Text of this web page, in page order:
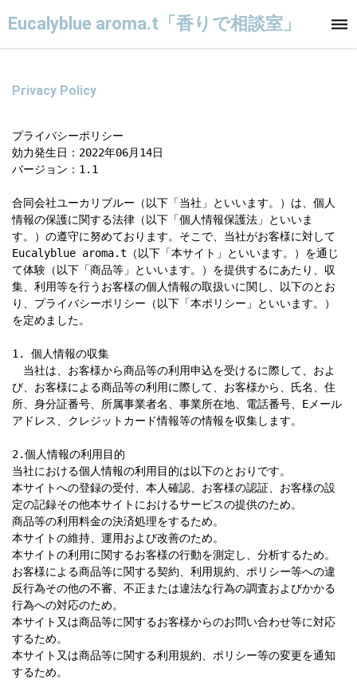
Eucalyblue aroma.t「香りで相談室」
Privacy Policy
プライバシーポリシー
効力発生日：2022年06月14日
バージョン：1.1
合同会社ユーカリブルー（以下「当社」といいます。）は、個人
情報の保護に関する法律（以下「個人情報保護法」といいま
す。）の遵守に努めております。そこで、当社がお客様に対して
Eucalyblue aroma.t（以下「本サイト」といいます。）を通じ
て体験（以下「商品等」といいます。）を提供するにあたり、収
集、利用等を行うお客様の個人情報の取扱いに関し、以下のとお
り、プライバシーポリシー（以下「本ポリシー」といいます。）
を定めました。
1. 個人情報の収集
当社は、お客様から商品等の利用申込を受けるに際して、およ
び、お客様による商品等の利用に際して、お客様から、氏名、住
所、身分証番号、所属事業者名、事業所在地、電話番号、Eメール
アドレス、クレジットカード情報等の情報を収集します。
2.個人情報の利用目的
当社における個人情報の利用目的は以下のとおりです。
本サイトへの登録の受付、本人確認、お客様の認証、お客様の設
定の記録その他本サイトにおけるサービスの提供のため。
商品等の利用料金の決済処理をするため。
本サイトの維持、運用および改善のため。
本サイトの利用に関するお客様の行動を測定し、分析するため。
お客様による商品等に関する契約、利用規約、ポリシー等への違
反行為その他の不審、不正または違法な行為の調査およびかかる
行為への対応のため。
本サイト又は商品等に関するお客様からのお問い合わせ等に対応
するため。
本サイト又は商品等に関する利用規約、ポリシー等の変更を通知
するため。